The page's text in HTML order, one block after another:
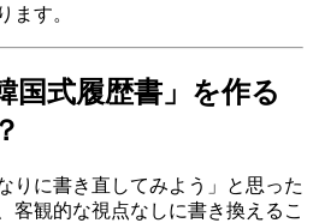
ます。
国式履歴書」を作る
りに書き直してみよう」と思った
客観的な視点なしに書き換えるこ